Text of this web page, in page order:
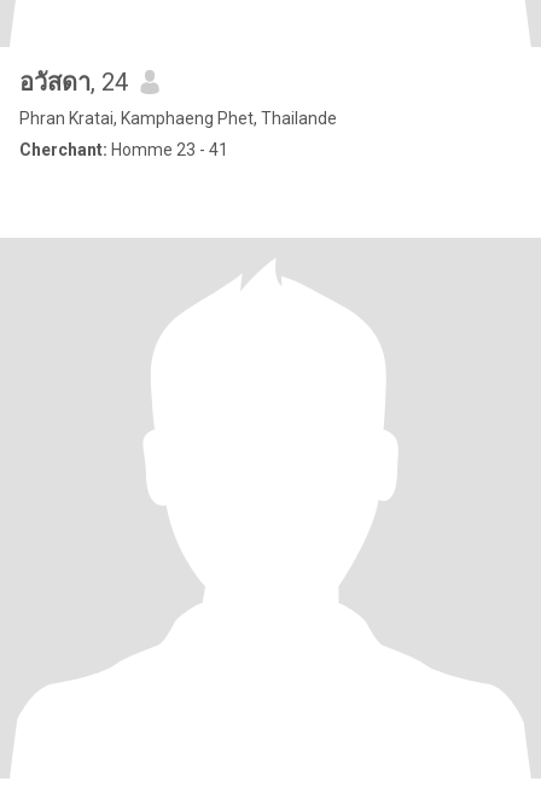
อวัสดา, 24
Phran Kratai, Kamphaeng Phet, Thailande
Cherchant: Homme 23 - 41